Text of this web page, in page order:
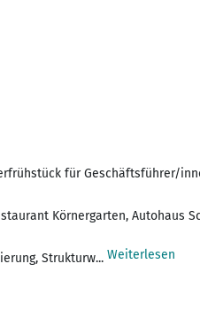
für Geschäftsführer/
Körnergarten, Autohaus
Strukturw... Weiterlesen